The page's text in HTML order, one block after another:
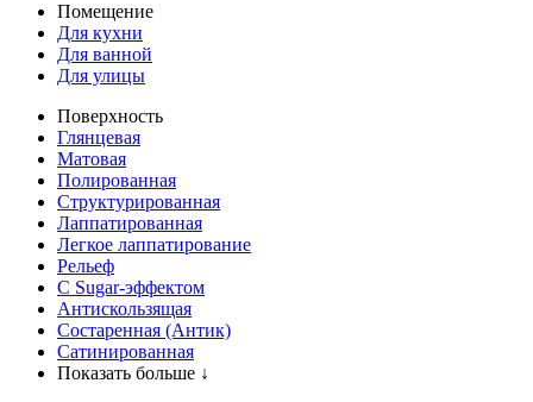
Помещение
Для кухни
Для ванной
Для улицы
Поверхность
Глянцевая
Матовая
Полированная
Структурированная
Лаппатированная
Легкое лаппатирование
Рельеф
С Sugar-эффектом
Антискользящая
Состаренная (Антик)
Сатинированная
Показать больше ↓